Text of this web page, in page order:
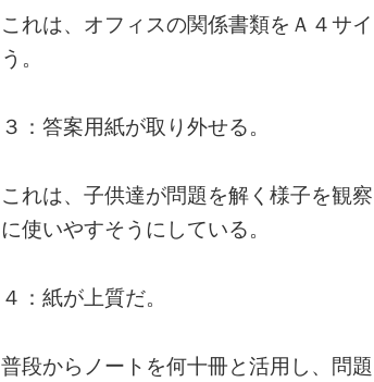
これは、オフィスの関係書類をＡ４サ
う。
３：答案用紙が取り外せる。
これは、子供達が問題を解く様子を観
に使いやすそうにしている。
４：紙が上質だ。
普段からノートを何十冊と活用し、問